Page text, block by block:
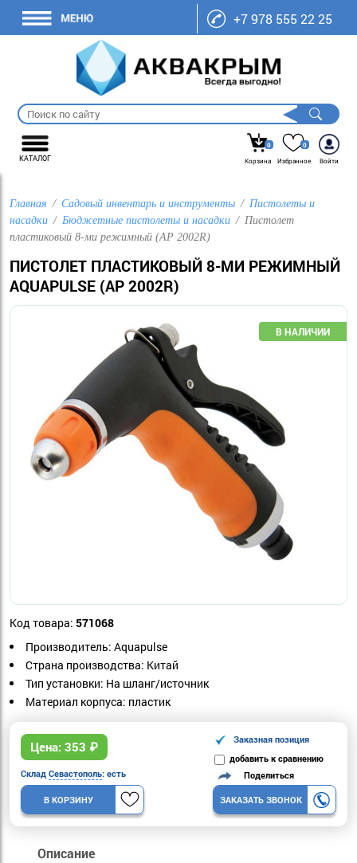
+7 978 555 22 25
КАТАЛОГ
0
Корзина
0
Избранное
Войти
Главная Садовый инвентарь и инструменты
Пистолеты и
насадки
Бюджетные пистолеты и насадки
Пистолет
пластиковый 8-ми режимный (AP 2002R)
ПИСТОЛЕТ ПЛАСТИКОВЫЙ 8-МИ РЕЖИМНЫЙ
AQUAPULSE (AP 2002R)
Код товара: 571068
Производитель: Aquapulse
Страна производства: Китай
Тип установки: На шланг/источник
Материал корпуса: пластик
Цена: 353 ₽
Заказная позиция
добавить к сравнению
Склад Севастополь: есть
В КОРЗИНУ
Поделиться
ЗАКАЗАТЬ ЗВОНОК
Описание